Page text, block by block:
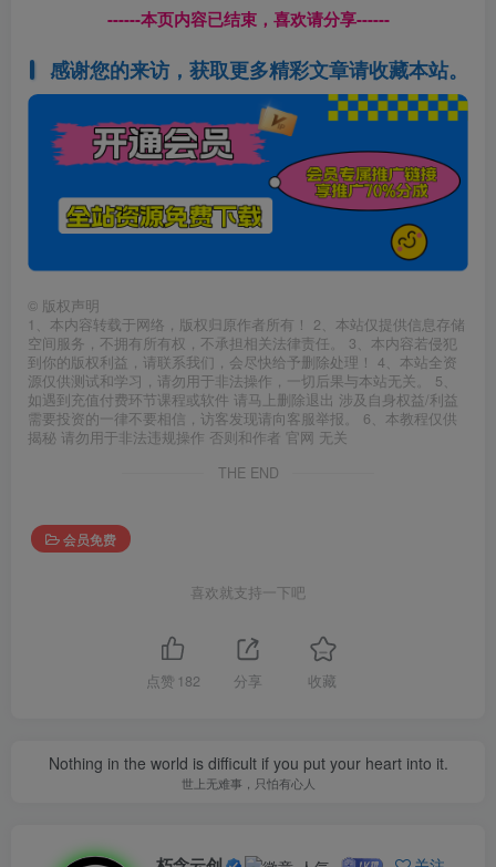
------本页内容已结束，喜欢请分享------
感谢您的来访，获取更多精彩文章请收藏本站。
© 版权声明
1、本内容转载于网络，版权归原作者所有！ 2、本站仅提供信息存储
空间服务，不拥有所有权，不承担相关法律责任。 3、本内容若侵犯
到你的版权利益，请联系我们，会尽快给予删除处理！ 4、本站全资
源仅供测试和学习，请勿用于非法操作，一切后果与本站无关。 5、
如遇到充值付费环节课程或软件 请马上删除退出 涉及自身权益/利益
需要投资的一律不要相信，访客发现请向客服举报。 6、本教程仅供
揭秘 请勿用于非法违规操作 否则和作者 官网 无关
THE END
会员免费
喜欢就支持一下吧
点赞 182 分享 收藏
Nothing in the world is difficult if you put your heart into it.
世上无难事，只怕有心人